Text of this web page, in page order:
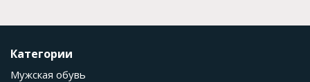
Категории
Мужская обувь